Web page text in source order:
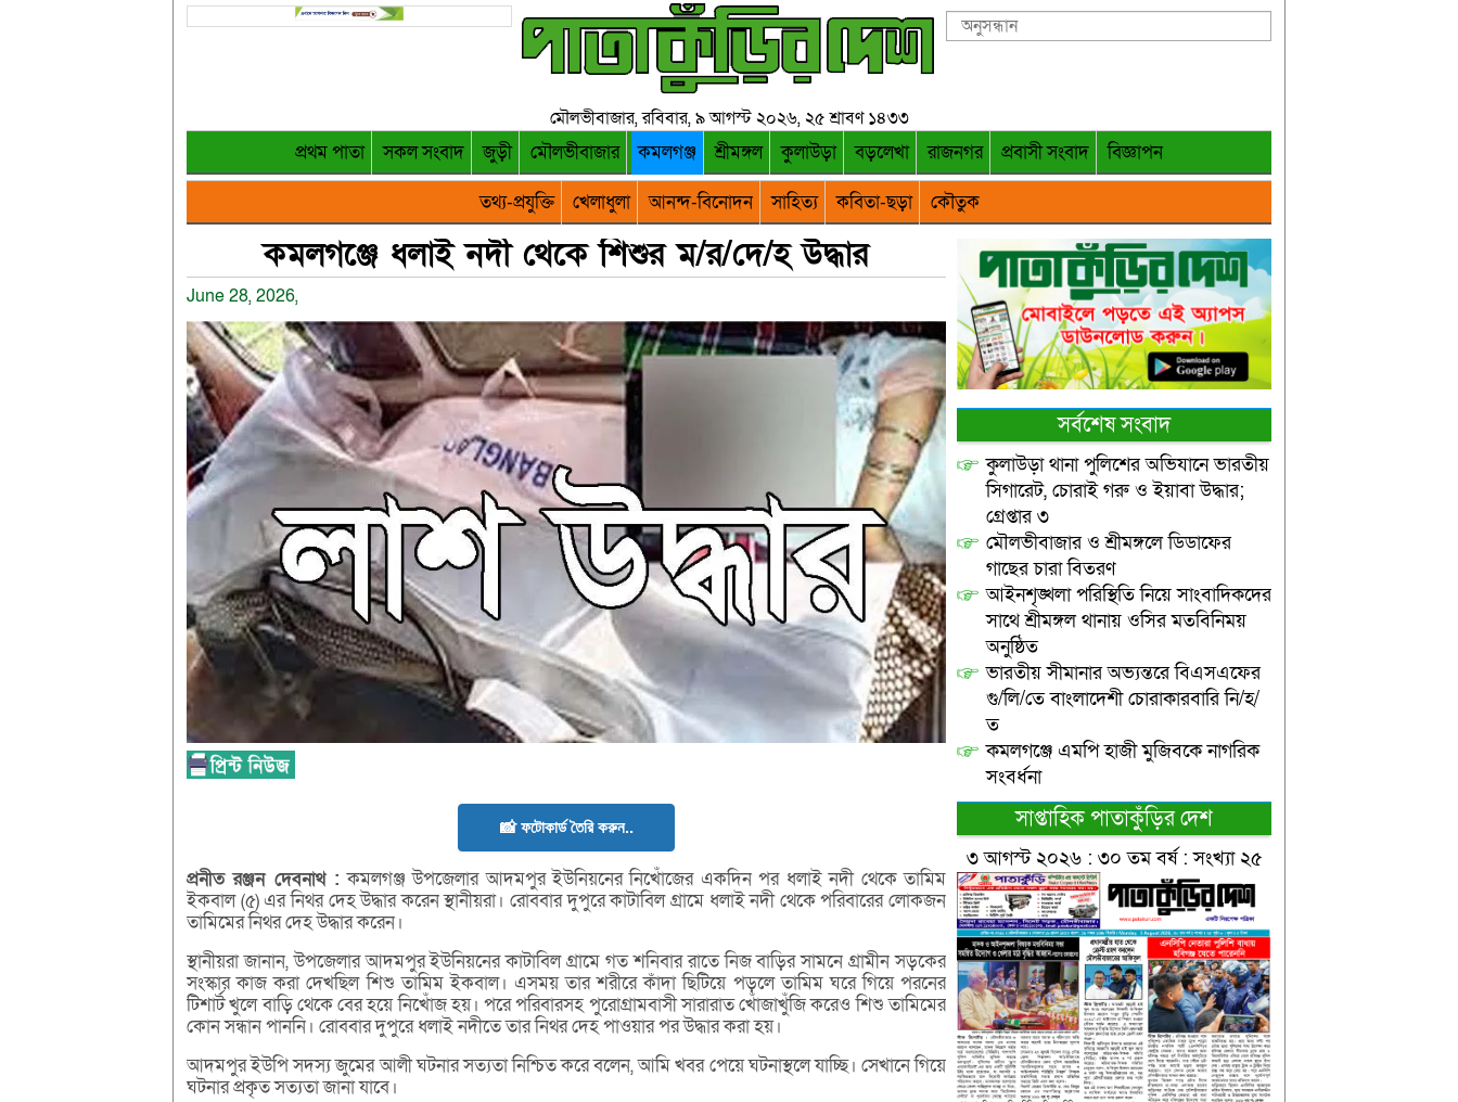
মৌলভীবাজার, রবিবার, ৯ আগস্ট ২০২৬, ২৫ শ্রাবণ ১৪৩৩
প্রথম পাতা সকল সংবাদ জুড়ী মৌলভীবাজার কমলগঞ্জ শ্রীমঙ্গল কুলাউড়া বড়লেখা রাজনগর প্রবাসী সংবাদ
বিজ্ঞাপন
তথ্য-প্রযুক্তি
খেলাধুলা আনন্দ-বিনোদন সাহিত্য কবিতা-ছড়া কৌতুক
কমলগঞ্জে ধলাই নদী থেকে শিশুর ম/র/দে/হ উদ্ধার
June 28, 2026,
📸 ফটোকার্ড তৈরি করুন..
প্রনীতরঞ্জন দেবনাথ : কমলগঞ্জ উপজেলার আদমপুর ইউনিয়নের নিখোঁজের একদিন পর ধলাই নদী থেকে তামিম
ইকবাল (৫) এর নিথর দেহ উদ্ধার করেন স্থানীয়রা। রোববার দুপুরে কাটাবিল গ্রামে ধলাই নদী থেকে পরিবারের লোকজন
তামিমের নিথর দেহ উদ্ধার করেন।
স্থানীয়রা জানান, উপজেলার আদমপুর ইউনিয়নের কাটাবিল গ্রামে গত শনিবার রাতে নিজ বাড়ির সামনে গ্রামীন সড়কের
সংস্কার কাজ করা দেখছিল শিশু তামিম ইকবাল। এসময় তার শরীরে কাঁদা ছিটিয়ে পড়লে তামিম ঘরে গিয়ে পরনের
টিশার্ট খুলে বাড়ি থেকে বের হয়ে নিখোঁজ হয়। পরে পরিবারসহ পুরোগ্রামবাসী সারারাত খোঁজাখুঁজি করেও শিশু তামিমের
কোন সন্ধান পাননি। রোববার দুপুরে ধলাই নদীতে তার নিথর দেহ পাওয়ার পর উদ্ধার করা হয়।
আদমপুর ইউপি সদস্য জুমের আলী ঘটনার সত্যতা নিশ্চিত করে বলেন, আমি খবর পেয়ে ঘটনাস্থলে যাচ্ছি। সেখানে গিয়ে
ঘটনার প্রকৃত সত্যতা জানা যাবে।
সর্বশেষ সংবাদ
কুলাউড়া থানা পুলিশের অভিযানে ভারতীয়
সিগারেট, চোরাই গরু ও ইয়াবা উদ্ধার;
গ্রেপ্তার ৩
মৌলভীবাজার ও শ্রীমঙ্গলে ডিডাফের
গাছের চারা বিতরণ
আইনশৃঙ্খলা পরিস্থিতি নিয়ে সাংবাদিকদের
সাথে শ্রীমঙ্গল থানায় ওসির মতবিনিময়
অনুষ্ঠিত
ভারতীয় সীমানার অভ্যন্তরে বিএসএফের
গু/লি/তে বাংলাদেশী চোরাকারবারি নি/হ/
ত
কমলগঞ্জে এমপি হাজী মুজিবকে নাগরিক
সংবর্ধনা
সাপ্তাহিক পাতাকুঁড়ির দেশ
৩ আগস্ট ২০২৬ : ৩০ তম বর্ষ : সংখ্যা ২৫